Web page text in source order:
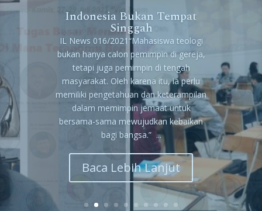
Indonesia Bukan Tempat
Singgah
IL News 016/2021“Mahasiswa teologi
bukan hanya calon pemimpin di gereja,
tetapi juga pemimpin di tengah
masyarakat. Oleh karena itu, ia perlu
memiliki pengetahuan dan keterampilan
dalam memimpin jemaat untuk
bersama-sama mewujudkan kebaikan
bagi bangsa.” ...
Baca Lebih Lanjut